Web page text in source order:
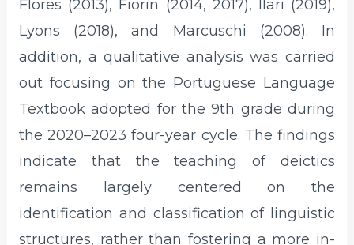
Flores (2013), Fiorin (2014, 2017), Ilari (2019),
Lyons (2018), and Marcuschi (2008). In
addition, a qualitative analysis was carried
out focusing on the Portuguese Language
Textbook adopted for the 9th grade during
the 2020–2023 four-year cycle. The findings
indicate that the teaching of deictics
remains largely centered on the
identification and classification of linguistic
structures, rather than fostering a more in-